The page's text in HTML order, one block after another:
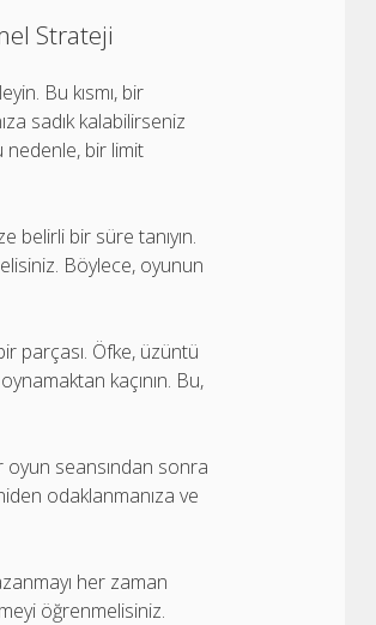
Strateji
Bu kısmı, bir
sadık kalabilirseniz
nedenle, bir limit
belirli bir süre tanıyın.
Böylece, oyunun
parçası. Öfke, üzüntü
kaçının. Bu,
oyun seansından sonra
odaklanmanıza ve
her zaman
öğrenmelisiniz.